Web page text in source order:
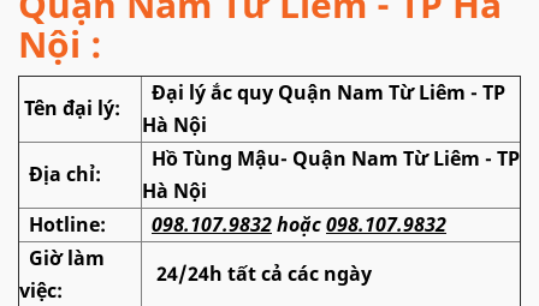
Nội :
Tên đại lý:
Đại lý ắc quy Quận Nam Từ Liêm - TP
Hà Nội
Địa chỉ:
Hồ Tùng Mậu- Quận Nam Từ Liêm - TP
Hà Nội
Hotline:
098.107.9832hoặc098.107.9832
Giờ làm
việc:
24/24h tất cả các ngày